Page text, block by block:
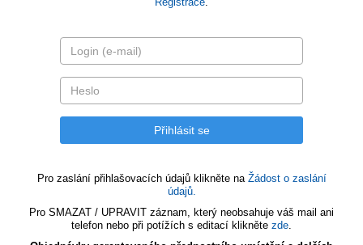
Pro zaslání přihlašovacích údajů klikněte na Žádost o zaslání
údajů.
Pro SMAZAT / UPRAVIT záznam, který neobsahuje váš mail ani
telefon nebo při potížích s editací klikněte zde.